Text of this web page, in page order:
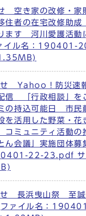
空き家の改修・家
者の在宅改修助成
ます 河川愛護活動
イル名：190401-
せ Yahoo！防災速
信 「行政相談」を
の持込可能日 市民
を活用した野菜・花
ミュニティ活動
ん会議」実施団体募
22-23.pdf サ
せ 長浜曳山祭 至
ファイル名：